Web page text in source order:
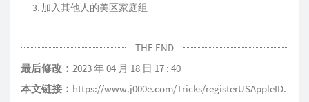
加入其他人的美区家庭组
THE END
最后修改： 2023 年 04 月 18 日 17 : 40
本文链接： https://www.j000e.com/Tricks/registerUSAppleID.